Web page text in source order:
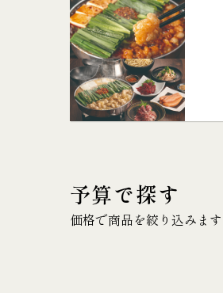
予算で探す
価格で商品を絞り込みます